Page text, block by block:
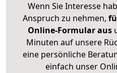
Wenn Sie Interesse
Anspruch zu nehmen,
Online-Formular aus
Minuten auf unsere
eine persönliche
einfach unser